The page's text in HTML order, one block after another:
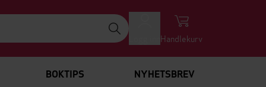
Handlekurv
BOKTIPS NYHETSBREV